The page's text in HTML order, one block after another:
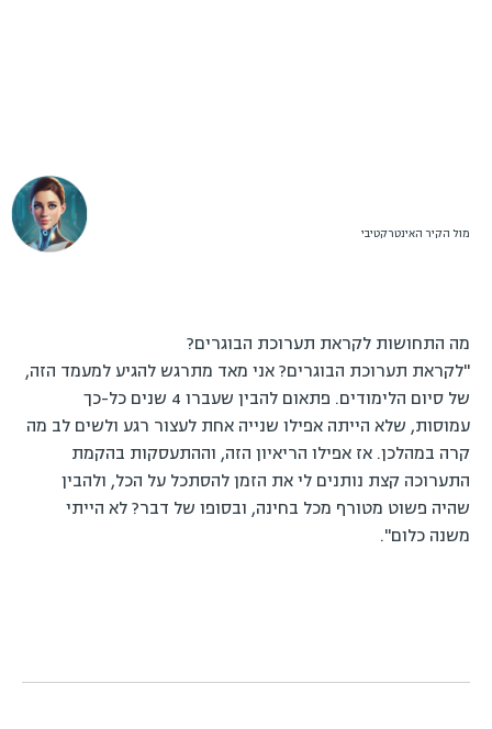
מול הקיר האינטרקטיבי
מה התחושות לקראת תערוכת הבוגרים?
"לקראת תערוכת הבוגרים? אני מאד מתרגש להגיע למעמד הזה,
של סיום הלימודים. פתאום להבין שעברו 4 שנים כל-כך
עמוסות, שלא הייתה אפילו שנייה אחת לעצור רגע ולשים לב מה
קרה במהלכן. אז אפילו הריאיון הזה, וההתעסקות בהקמת
התערוכה קצת נותנים לי את הזמן להסתכל על הכל, ולהבין
שהיה פשוט מטורף מכל בחינה, ובסופו של דבר? לא הייתי
משנה כלום".